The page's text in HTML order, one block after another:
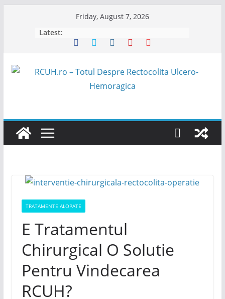
Friday, August 7, 2026
Latest:
TRATAMENTE ALOPATE
E Tratamentul
Chirurgical O Solutie
Pentru Vindecarea
RCUH?